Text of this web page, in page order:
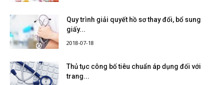
Quy trình giải quyết hồ sơ thay đổi, bổ sung
giấy...
2018-07-18
Thủ tục công bố tiêu chuẩn áp dụng đối với
trang...